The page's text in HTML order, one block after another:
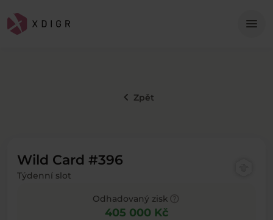
menu
keyboard_arrow_left Zpět
Wild Card #396
Týdenní slot
Odhadovaný zisk
405 000 Kč